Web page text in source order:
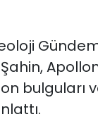
bulguları